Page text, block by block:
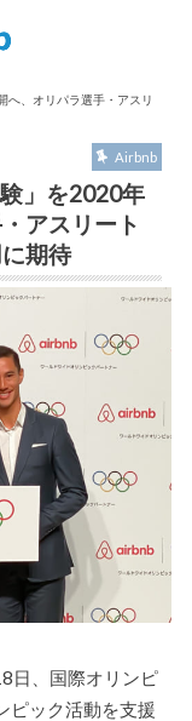
、オリパラ選手・アスリ
Airbnb
」を2020年
アスリート
期待
日、国際オリンピ
ピック活動を支援